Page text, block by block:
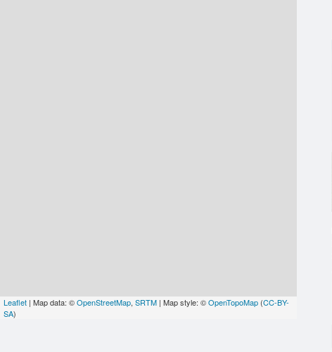
Leaflet | Map data: ©OpenStreetMap, SRTM | Map style: ©OpenTopoMap (CC-BY-
SA)